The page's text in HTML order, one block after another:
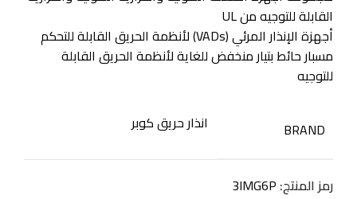
القابلة للتوجيه من UL
أجهزة الإنذار المرئي (VADs) لأنظمة الحريق القابلة للتحكم
مسبار حائط بتيار منخفض للغاية لأنظمة الحريق القابلة
للتوجيه
BRAND انذار حريق كوبر
رمز المنتج: 3IMG6P